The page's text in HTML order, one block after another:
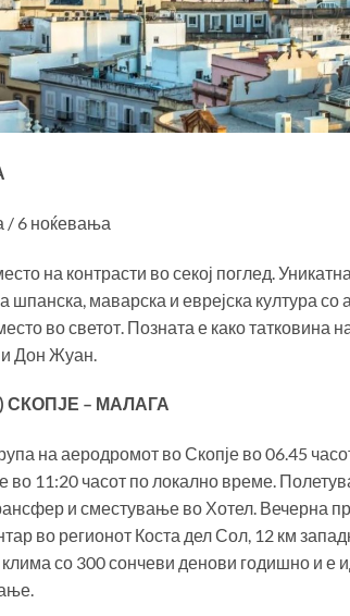
/ 6 ноќевања
на контрасти во секој поглед.
шпанска, маварска и еврејска култура со
во светот. Позната е како татковина
Дон Жуан.
СКОПЈЕ – МАЛАГА
на аеродромот во Скопје во 06.45
во 11:20 часот по локално време.
и сместување во Хотел. Вечерна
во регионот Коста дел Сол, 12 км
со 300 сончеви денови годишно и е